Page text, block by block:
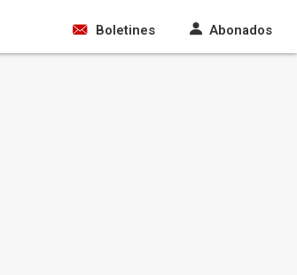
Boletines Abonados